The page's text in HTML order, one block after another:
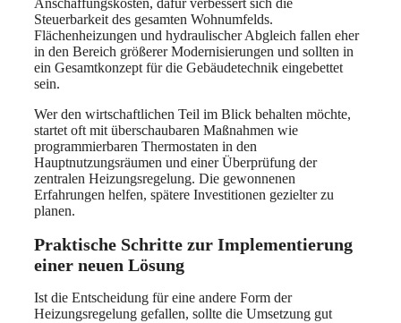
Anschaffungskosten, dafür verbessert sich die
Steuerbarkeit des gesamten Wohnumfelds.
Flächenheizungen und hydraulischer Abgleich fallen eher
in den Bereich größerer Modernisierungen und sollten in
ein Gesamtkonzept für die Gebäudetechnik eingebettet
sein.
Wer den wirtschaftlichen Teil im Blick behalten möchte,
startet oft mit überschaubaren Maßnahmen wie
programmierbaren Thermostaten in den
Hauptnutzungsräumen und einer Überprüfung der
zentralen Heizungsregelung. Die gewonnenen
Erfahrungen helfen, spätere Investitionen gezielter zu
planen.
Praktische Schritte zur Implementierung
einer neuen Lösung
Ist die Entscheidung für eine andere Form der
Heizungsregelung gefallen, sollte die Umsetzung gut